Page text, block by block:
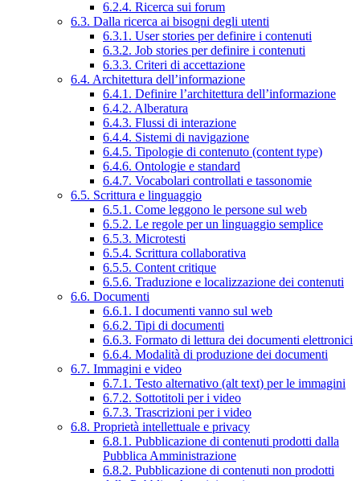
6.2.4. Ricerca sui forum
6.3. Dalla ricerca ai bisogni degli utenti
6.3.1. User stories per definire i contenuti
6.3.2. Job stories per definire i contenuti
6.3.3. Criteri di accettazione
6.4. Architettura dell’informazione
6.4.1. Definire l’architettura dell’informazione
6.4.2. Alberatura
6.4.3. Flussi di interazione
6.4.4. Sistemi di navigazione
6.4.5. Tipologie di contenuto (content type)
6.4.6. Ontologie e standard
6.4.7. Vocabolari controllati e tassonomie
6.5. Scrittura e linguaggio
6.5.1. Come leggono le persone sul web
6.5.2. Le regole per un linguaggio semplice
6.5.3. Microtesti
6.5.4. Scrittura collaborativa
6.5.5. Content critique
6.5.6. Traduzione e localizzazione dei contenuti
6.6. Documenti
6.6.1. I documenti vanno sul web
6.6.2. Tipi di documenti
6.6.3. Formato di lettura dei documenti elettronici
6.6.4. Modalità di produzione dei documenti
6.7. Immagini e video
6.7.1. Testo alternativo (alt text) per le immagini
6.7.2. Sottotitoli per i video
6.7.3. Trascrizioni per i video
6.8. Proprietà intellettuale e privacy
6.8.1. Pubblicazione di contenuti prodotti dalla
Pubblica Amministrazione
6.8.2. Pubblicazione di contenuti non prodotti